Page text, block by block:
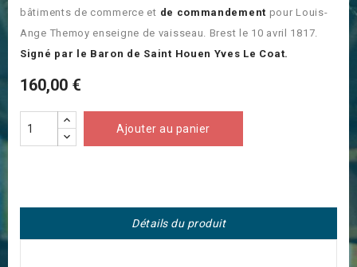
bâtiments de commerce et de commandement pour Louis-
Ange Themoy enseigne de vaisseau. Brest le 10 avril 1817.
Signé par le Baron de Saint Houen Yves Le Coat.
160,00 €
Ajouter au panier
Détails du produit